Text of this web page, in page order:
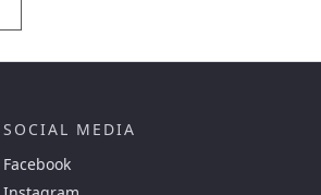
SOCIAL MEDIA
Facebook